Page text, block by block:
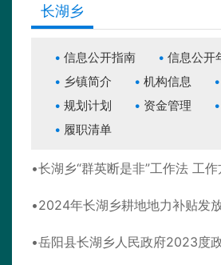
长湖乡
信息公开指南
信息公开
乡镇简介
机构信息
规划计划
资金管理
履职清单
长湖乡“群英断是非”工作法 工作